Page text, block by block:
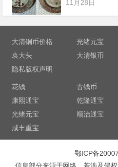
11月28日
大清铜币价格 光绪元宝
袁大头
大清银币
隐私版权声明
花钱 古钱币
康熙通宝
乾隆通宝
光绪元宝
顺治通宝
咸丰重宝
鄂ICP备